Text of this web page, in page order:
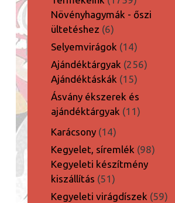
termék
Növényhagymák - őszi
ültetéshez 66
termék
Selyemvirágok 1414
termék
Ajándéktárgyak 256256
Ajándéktáskák 1515
termék
Ásvány ékszerek és
ajándéktárgyak
1111
Karácsony 1414
termék
Kegyelet, síremlék 9898
Kegyeleti készítmény
kiszállítás 5151
termék
Kegyeleti virágdíszek 5959